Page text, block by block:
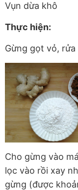
Vụn dừa khô
Thực hiện:
Gừng gọt vỏ,
Cho gừng vào
lọc vào rồi xay
gừng (được